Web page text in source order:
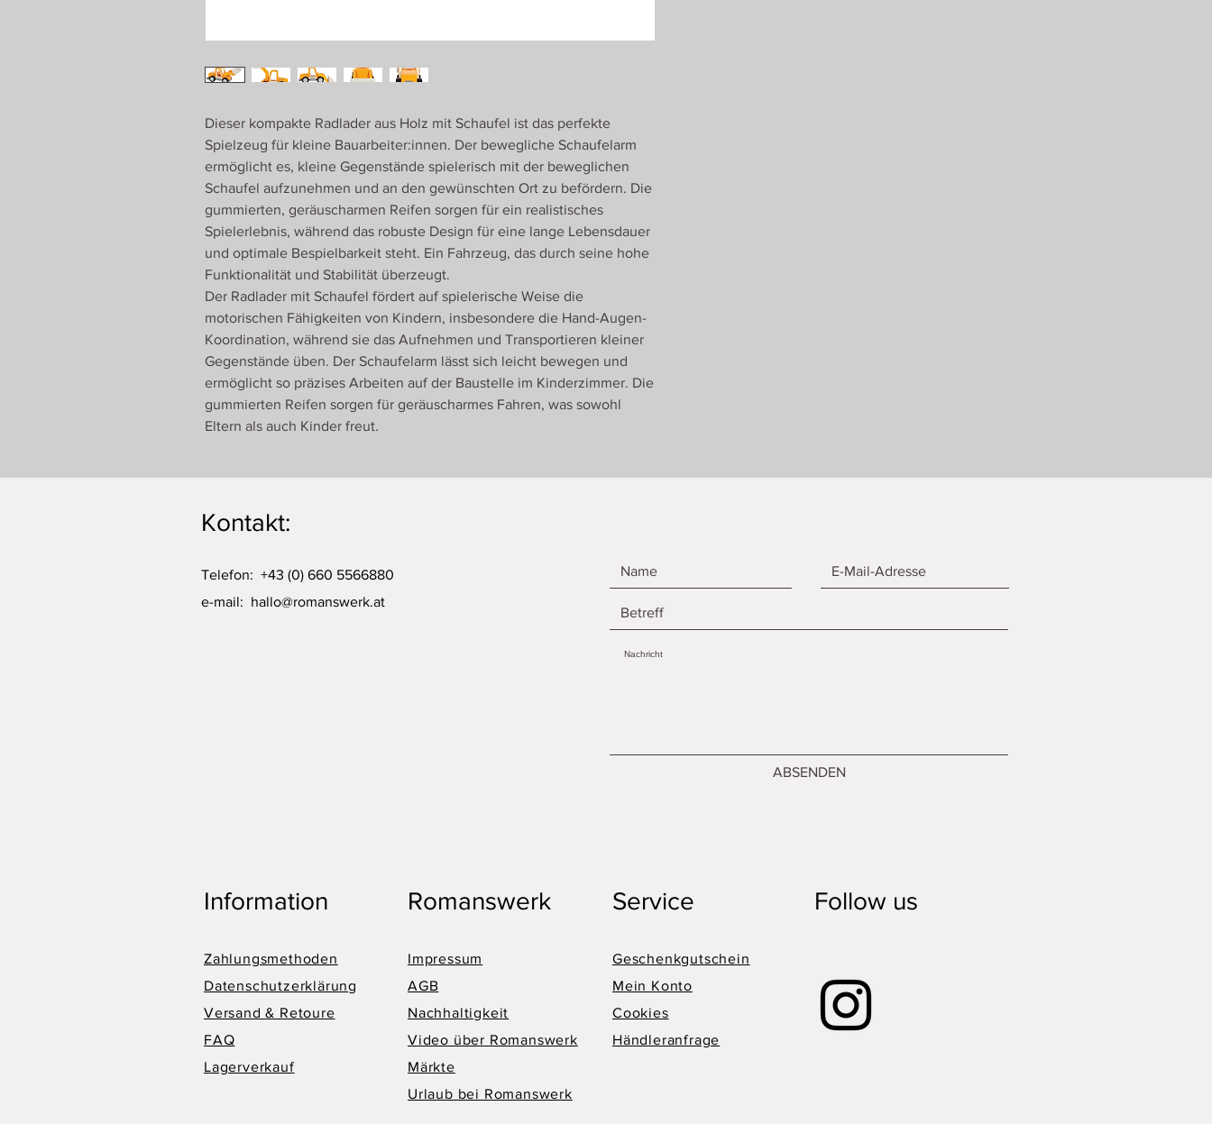
Dieser kompakte Radlader aus Holz mit Schaufel ist das perfekte
Spielzeug für kleine Bauarbeiter:innen. Der bewegliche Schaufelarm
ermöglicht es, kleine Gegenstände spielerisch mit der beweglichen
Schaufel aufzunehmen und an den gewünschten Ort zu befördern. Die
gummierten, geräuscharmen Reifen sorgen für ein realistisches
Spielerlebnis, während das robuste Design für eine lange Lebensdauer
und optimale Bespielbarkeit steht. Ein Fahrzeug, das durch seine hohe
Funktionalität und Stabilität überzeugt.
Der Radlader mit Schaufel fördert auf spielerische Weise die
motorischen Fähigkeiten von Kindern, insbesondere die Hand-Augen-
Koordination, während sie das Aufnehmen und Transportieren kleiner
Gegenstände üben. Der Schaufelarm lässt sich leicht bewegen und
ermöglicht so präzises Arbeiten auf der Baustelle im Kinderzimmer. Die
gummierten Reifen sorgen für geräuscharmes Fahren, was sowohl
Eltern als auch Kinder freut.
Kontakt:
Telefon: +43 (0) 660 5566880
e-mail: hallo@romanswerk.at
ABSENDEN
Information
Zahlungsmethoden
Datenschutzerklärung
Versand & Retoure
FAQ
Lagerverkauf
Romanswerk
Impressum
AGB
Nachhaltigkeit
Video über Romanswerk
Märkte
Urlaub bei Romanswerk
Service
Geschenkgutschein
Mein Konto
Cookies
Händleranfrage
Follow us